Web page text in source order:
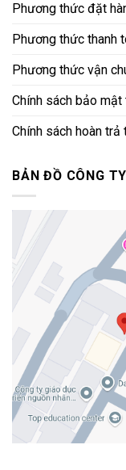
Phương thức đặt
Phương thức thanh
Phương thức vận
Chính sách bảo mật
Chính sách hoàn trả
BẢN ĐỒ CÔNG